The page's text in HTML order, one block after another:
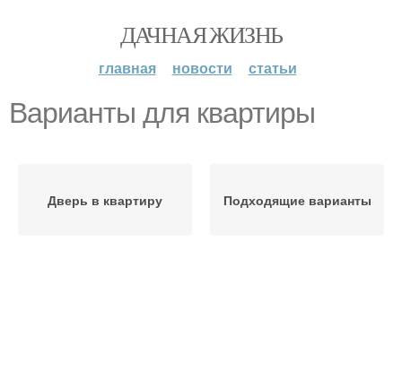
ДАЧНАЯ ЖИЗНЬ
главная новости статьи
Варианты для квартиры
Дверь в квартиру Подходящие варианты